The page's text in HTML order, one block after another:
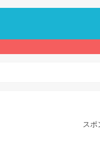
スポ